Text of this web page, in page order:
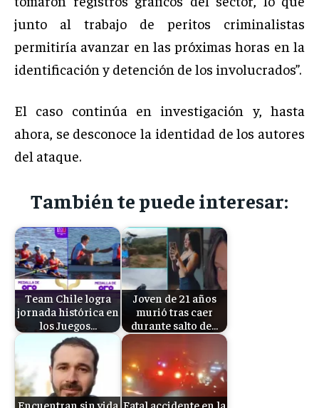
junto al trabajo de peritos criminalistas
permitiría avanzar en las próximas horas en la
identificación y detención de los involucrados”.
El caso continúa en investigación y, hasta
ahora, se desconoce la identidad de los autores
del ataque.
También te puede interesar:
Team Chile logra
jornada histórica en
los Juegos…
Joven de 21 años
murió tras caer
durante salto de…
Encuentran sin vida Fatal accidente en la